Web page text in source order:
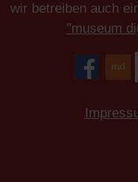
wir betreiben auch
"museum